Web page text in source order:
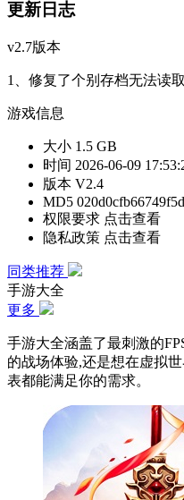
更新日志
v2.7版本
1、修复了个别存档无法读取
游戏信息
大小 1.5 GB
时间 2026-06-09
版本 V2.4
MD5
权限要求 点击查看
隐私政策 点击查看
同类推荐
手游大全
更多
手游大全涵盖了最刺激的
的战场体验,还是想在虚拟
表都能满足你的需求。